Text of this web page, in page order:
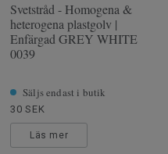
Svetstråd - Homogena &
heterogena plastgolv |
Enfärgad GREY WHITE
0039
Säljs endast i butik
30 SEK
Läs mer